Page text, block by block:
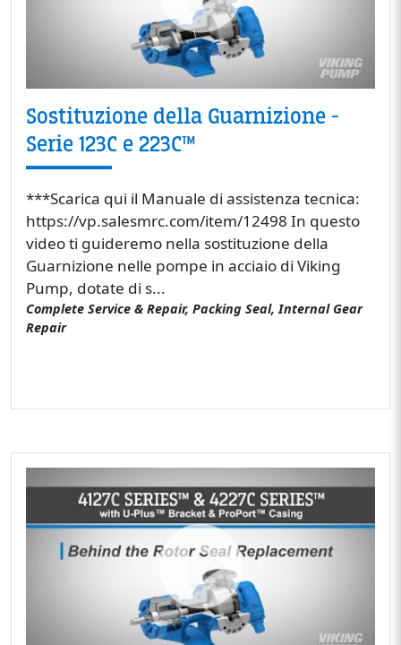
Sostituzione della Guarnizione -
Serie 123C e 223C™
***Scarica qui il Manuale di assistenza tecnica:
https://vp.salesmrc.com/item/12498 In questo
video ti guideremo nella sostituzione della
Guarnizione nelle pompe in acciaio di Viking
Pump, dotate di s...
Complete Service & Repair, Packing Seal, Internal Gear
Repair